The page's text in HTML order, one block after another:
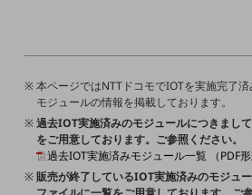
顧客体験（CX）改善
自動化・省電化
人材不足解消
業種・業態で探す
業種・業態で探すTOP
自治体
本ページではNTTドコモでIOTを実施完了
モジュールの情報を掲載しております。
過去IOT実施済みのモジュールにつきまし
をご用意しております。ご参照ください。
過去IOT実施済みモジュール一覧 （PDF形
販売が終了しているIOT実施済みのモジュ